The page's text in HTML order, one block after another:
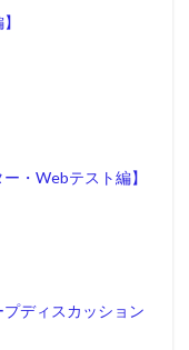
・Webテスト編】
ディスカッション